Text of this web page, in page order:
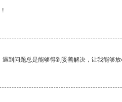
到问题总是能够得到妥善解决，让我能够放